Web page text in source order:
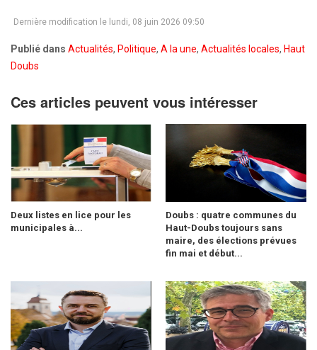
Dernière modification le lundi, 08 juin 2026 09:50
Publié dans Actualités, Politique, A la une, Actualités locales, Haut
Doubs
Ces articles peuvent vous intéresser
Deux listes en lice pour les
municipales à...
Doubs : quatre communes du
Haut-Doubs toujours sans
maire, des élections prévues
fin mai et début...